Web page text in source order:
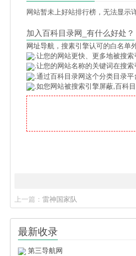
网站暂未上好站排行榜，无法显示
加入百科目录网_有什么好处？
网址导航 ，搜素引擎认可的白名
.让您的网站更快、更多地被搜
.让您的网站名称的关键词在搜
.通过百科目录网这个分类目录
.如您网站被搜索引擎屏蔽,百科
上一篇： 雷神国家队
最新收录
第三导航网